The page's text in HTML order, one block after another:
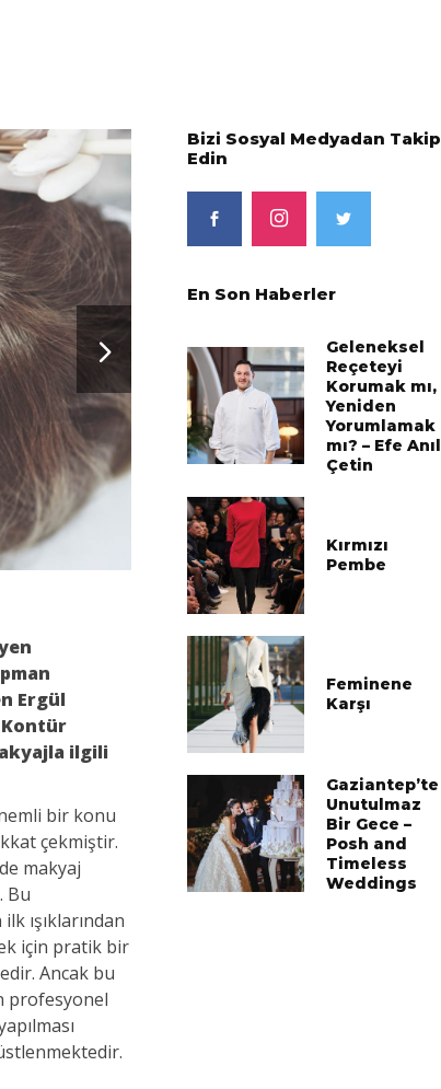
Ergül
Kontür
ilgili
bir konu
çekmiştir.
makyaj
Bu
ışıklarından
için pratik bir
Ancak bu
profesyonel
Bizi Sosyal Medyadan Takip
Edin
En Son Haberler
Geleneksel
Reçeteyi
Korumak mı,
Yeniden
Yorumlamak
mı? – Efe Anıl
Çetin
Kırmızı
Pembe
Feminene
Karşı
Gaziantep’te
Unutulmaz
Bir Gece –
Posh and
Timeless
Weddings